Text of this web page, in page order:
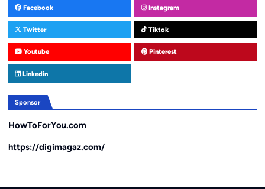
Facebook Instagram
Twitter Tiktok
Youtube Pinterest
Linkedin
Sponsor
HowToForYou.com
https://digimagaz.com/